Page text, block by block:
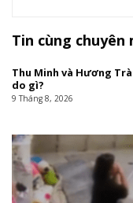
Tin cùng chuyên
Thu Minh và Hương
do gì?
9 Tháng 8, 2026